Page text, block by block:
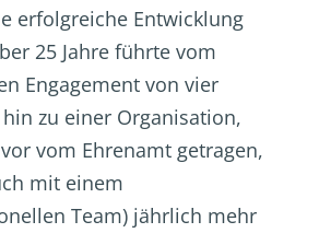
erfolgreiche Entwicklung
25 Jahre führte vom
Engagement von vier
zu einer Organisation,
vom Ehrenamt getragen,
mit einem
Team) jährlich mehr